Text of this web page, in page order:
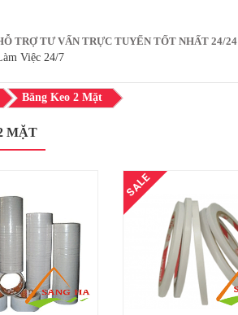
TRỢ TƯ VẤN TRỰC TUYẾN TỐT NHẤT 24/24
Việc 24/7
Băng Keo 2 Mặt
MẶT
SALE